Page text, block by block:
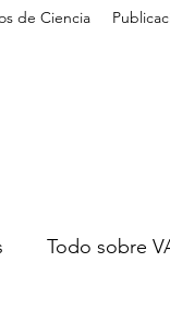
de Ciencia
Todo sobre